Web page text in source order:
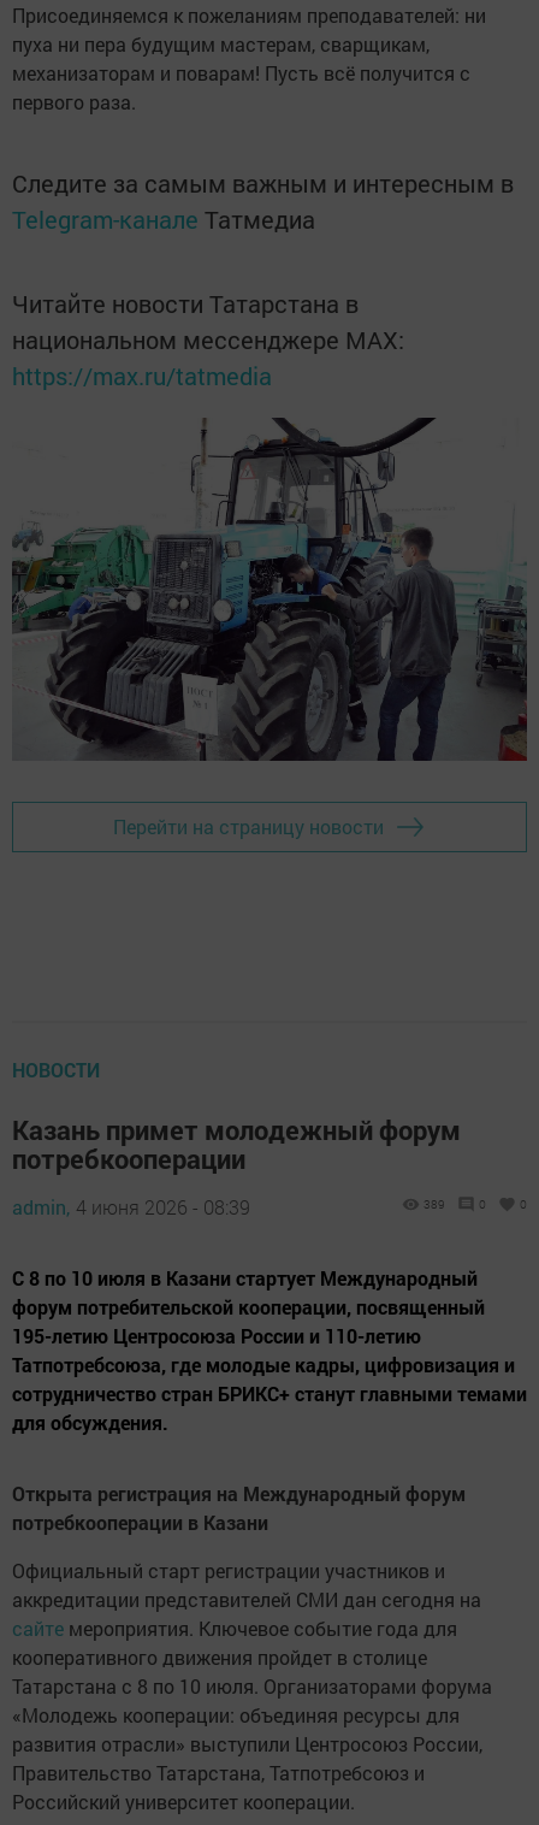
Присоединяемся к пожеланиям преподавателей: ни
пуха ни пера будущим мастерам, сварщикам,
механизаторам и поварам! Пусть всё получится с
первого раза.
Следите за самым важным и интересным в
Telegram-канале Татмедиа
Читайте новости Татарстана в
национальном мессенджере MАХ:
https://max.ru/tatmedia
Перейти на страницу новости
НОВОСТИ
Казань примет молодежный форум
потребкооперации
admin, 4 июня 2026 - 08:39 389 0 0
С 8 по 10 июля в Казани стартует Международный
форум потребительской кооперации, посвященный
195-летию Центросоюза России и 110-летию
Татпотребсоюза, где молодые кадры, цифровизация и
сотрудничество стран БРИКС+ станут главными темами
для обсуждения.
Открыта регистрация на Международный форум
потребкооперации в Казани
Официальный старт регистрации участников и
аккредитации представителей СМИ дан сегодня на
сайте мероприятия. Ключевое событие года для
кооперативного движения пройдет в столице
Татарстана с 8 по 10 июля. Организаторами форума
«Молодежь кооперации: объединяя ресурсы для
развития отрасли» выступили Центросоюз России,
Правительство Татарстана, Татпотребсоюз и
Российский университет кооперации.